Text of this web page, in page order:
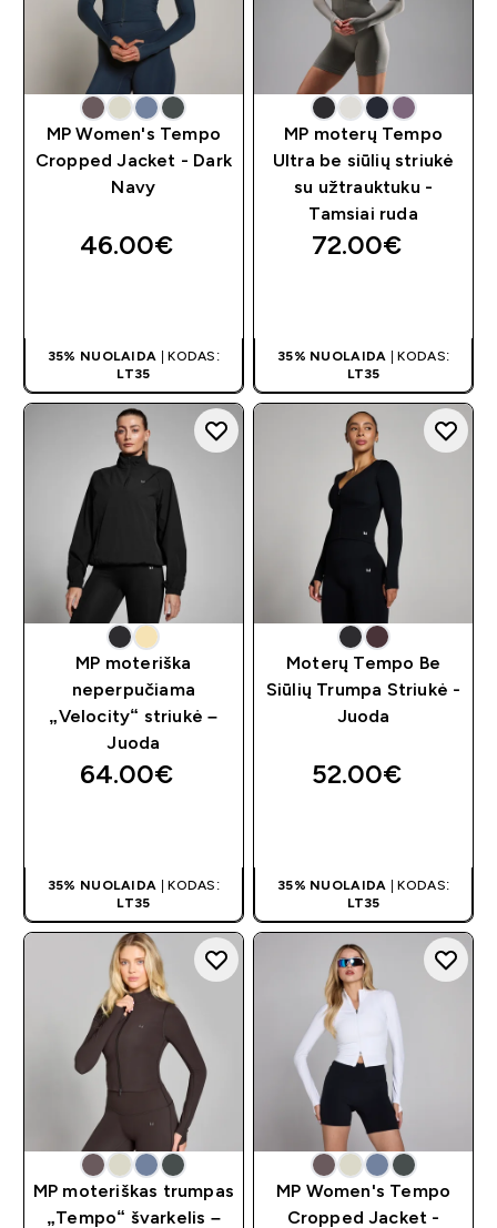
MP Women's Tempo
Cropped Jacket - Dark
Navy
46.00€‎
35% NUOLAIDA | KODAS:
LT35
MP moterų Tempo
Ultra be siūlių striukė
su užtrauktuku -
Tamsiai ruda
72.00€‎
35% NUOLAIDA | KODAS:
LT35
MP moteriška
neperpučiama
„Velocity“ striukė –
Juoda
64.00€‎
35% NUOLAIDA | KODAS:
LT35
Moterų Tempo Be
Siūlių Trumpa Striukė -
Juoda
52.00€‎
35% NUOLAIDA | KODAS:
LT35
MP moteriškas trumpas
„Tempo“ švarkelis –
MP Women's Tempo
Cropped Jacket -